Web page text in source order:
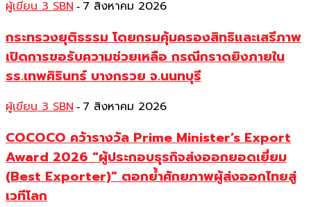
ผู้เขียน 3 SBN - 7 สิงหาคม 2026
กระทรวงยุติธรรม โดยกรมคุ้มครองสิทธิและเสรีภาพ
เปิดการขอรับความช่วยเหลือ กรณีกราดยิงภายใน
รร.เทพศิรินทร์ บางกรวย จ.นนทบุรี
ผู้เขียน 3 SBN - 7 สิงหาคม 2026
COCOCO คว้ารางวัล Prime Minister’s Export
Award 2026 “ผู้ประกอบธุรกิจส่งออกยอดเยี่ยม
(Best Exporter)” ตอกย้ำศักยภาพผู้ส่งออกไทยสู่
เวทีโลก